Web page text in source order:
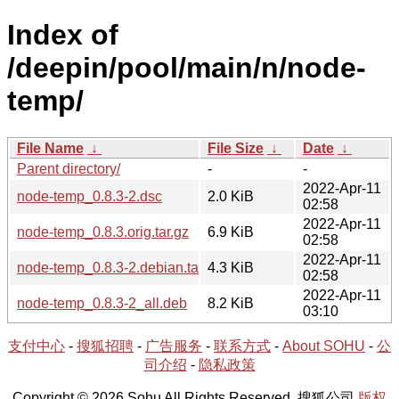
Index of
/deepin/pool/main/n/node-
temp/
File Name ↓ File Size ↓ Date ↓
Parent directory/
-
-
node-temp_0.8.3-2.dsc
2.0 KiB
2022-Apr-11
02:58
node-temp_0.8.3.orig.tar.gz
6.9 KiB
2022-Apr-11
02:58
node-temp_0.8.3-2.debian.tar.xz4.3 KiB
2022-Apr-11
02:58
node-temp_0.8.3-2_all.deb
8.2 KiB
2022-Apr-11
03:10
支付中心 - 搜狐招聘 - 广告服务 - 联系方式 - About SOHU - 公
司介绍 - 隐私政策